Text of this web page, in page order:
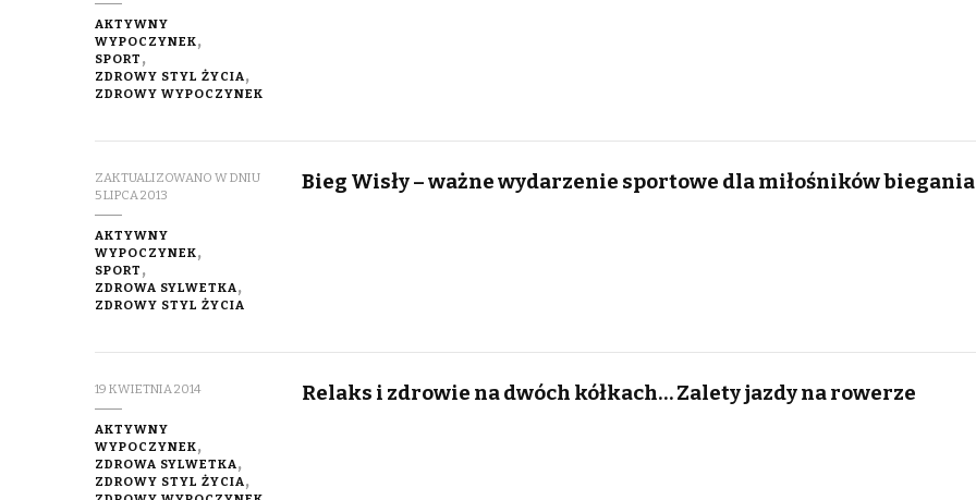
AKTYWNY
WYPOCZYNEK
SPORT
ZDROWY STYL ŻYCIA
ZDROWY WYPOCZYNEK
ZAKTUALIZOWANO W DNIU
5 LIPCA 2013
AKTYWNY
WYPOCZYNEK
SPORT
ZDROWA SYLWETKA
ZDROWY STYL ŻYCIA
Bieg Wisły – ważne wydarzenie sportowe dla miłośników biegania
19 KWIETNIA 2014
AKTYWNY
WYPOCZYNEK
ZDROWA SYLWETKA
ZDROWY STYL ŻYCIA
Relaks i zdrowie na dwóch kółkach… Zalety jazdy na rowerze